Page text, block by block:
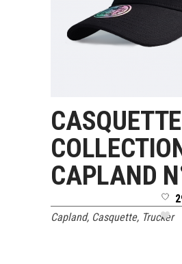
LIRE LA SUITE
CASQUETTE
CAPLAND
Capland, Casquette, Trucker